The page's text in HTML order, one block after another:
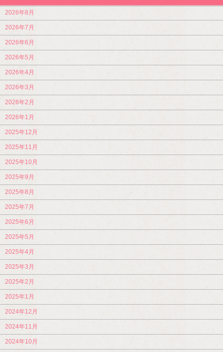
2026年8月
2026年7月
2026年6月
2026年5月
2026年4月
2026年3月
2026年2月
2026年1月
2025年12月
2025年11月
2025年10月
2025年9月
2025年8月
2025年7月
2025年6月
2025年5月
2025年4月
2025年3月
2025年2月
2025年1月
2024年12月
2024年11月
2024年10月